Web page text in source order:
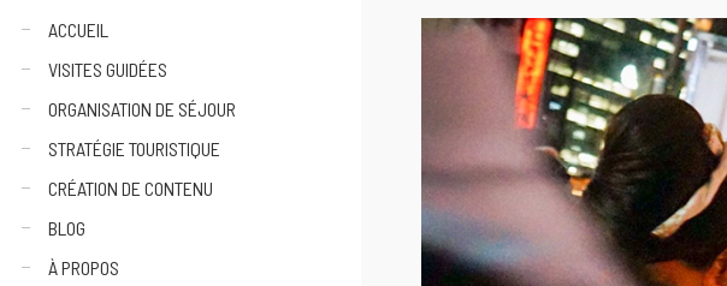
ACCUEIL
VISITES GUIDÉES
ORGANISATION DE SÉJOUR
STRATÉGIE TOURISTIQUE
CRÉATION DE CONTENU
BLOG
À PROPOS